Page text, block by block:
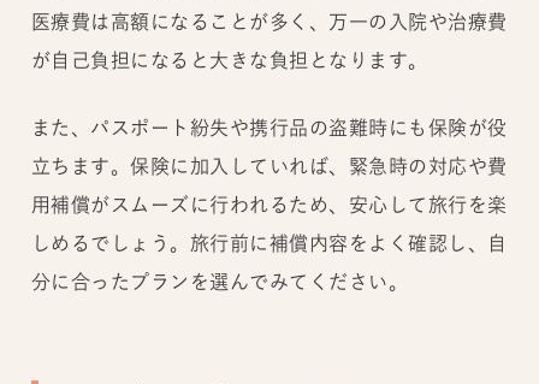
医療費は高額になることが多く、万一の入院や治療費
が自己負担になると大きな負担となります。
また、パスポート紛失や携行品の盗難時にも保険が役
立ちます。保険に加入していれば、緊急時の対応や費
用補償がスムーズに行われるため、安心して旅行を楽
しめるでしょう。旅行前に補償内容をよく確認し、自
分に合ったプランを選んでみてください。